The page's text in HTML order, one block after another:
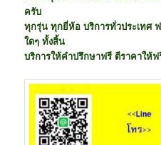
ครับ
ทุกรุ่น ทุกยี่ห้อ บริการทั่วประเทศ
ใดๆ ทั้งสิ้น
บริการให้คำปรึกษาฟรี ตีราคาให้